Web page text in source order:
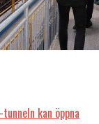
kan öppna